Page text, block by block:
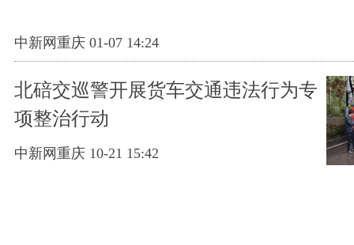
中新网重庆 01-07 14:24
北碚交巡警开展货车交通违法行为专
项整治行动
中新网重庆 10-21 15:42